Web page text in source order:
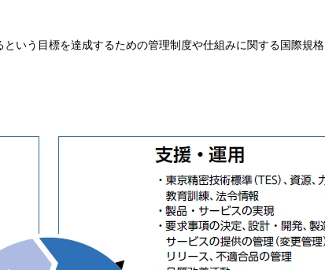
いう目標を達成するための管理制度や仕組みに関する国際規格